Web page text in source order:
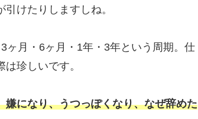
けたりしますしね。
ヶ月・6ヶ月・1年・3年という周期。仕
珍しいです。
になり、うつっぽくなり、なぜ辞めた